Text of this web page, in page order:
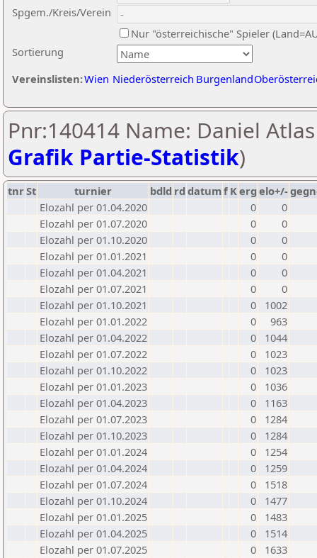
Sortierung
Spgem./Kreis/Verein
Nur "österreichische" Spieler
Vereinslisten:Wien Niederösterreich Burgenland
Pnr:140414 Name: Daniel
Grafik Partie-Statistik)
tnrSt turnier bdld rd datumf Kerg elo+/-
Elozahl per 01.04.2020
0
0
Elozahl per 01.07.2020
0
0
Elozahl per 01.10.2020
0
0
Elozahl per 01.01.2021
0
0
Elozahl per 01.04.2021
0
0
Elozahl per 01.07.2021
0
0
Elozahl per 01.10.2021
0
1002
Elozahl per 01.01.2022
0
963
Elozahl per 01.04.2022
0
1044
Elozahl per 01.07.2022
0
1023
Elozahl per 01.10.2022
0
1023
Elozahl per 01.01.2023
0
1036
Elozahl per 01.04.2023
0
1163
Elozahl per 01.07.2023
0
1284
Elozahl per 01.10.2023
0
1284
Elozahl per 01.01.2024
0
1254
Elozahl per 01.04.2024
0
1259
Elozahl per 01.07.2024
0
1518
Elozahl per 01.10.2024
0
1477
Elozahl per 01.01.2025
0
1483
Elozahl per 01.04.2025
0
1514
Elozahl per 01.07.2025
0
1633